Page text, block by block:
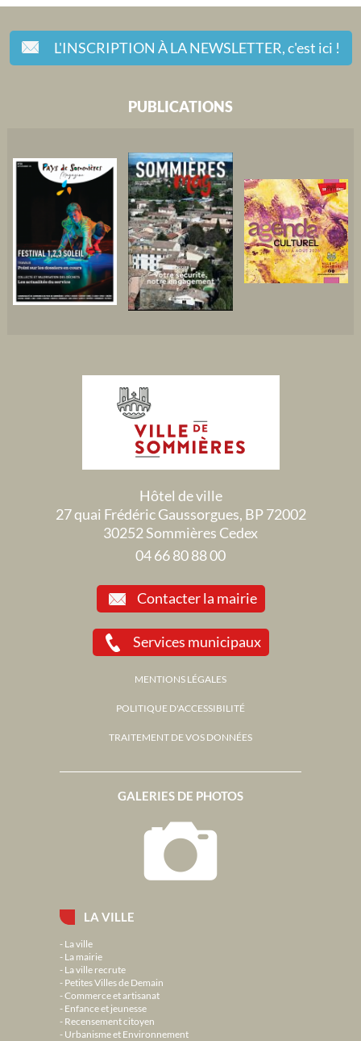
L'INSCRIPTION À LA NEWSLETTER,c'est ici !
LA VILLE
La ville
La mairie
La ville recrute
Petites Villes de Demain
Commerce et artisanat
Enfance et jeunesse
Recensement citoyen
Urbanisme et Environnement
GALERIES DE PHOTOS
PUBLICATIONS
Hôtel de ville
27 quai Frédéric Gaussorgues, BP 72002
30252 Sommières Cedex
04 66 80 88 00
Contacter la mairie
Services municipaux
MENTIONS LÉGALES
POLITIQUE D'ACCESSIBILITÉ
TRAITEMENT DE VOS DONNÉES